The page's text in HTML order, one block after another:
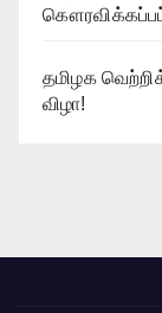
தமிழக
விழா!